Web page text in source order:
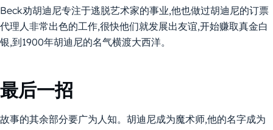
Beck劝胡迪尼专注于逃脱艺术家的事业,他也做过胡迪尼的订票
代理人非常出色的工作,很快他们就发展出友谊,开始赚取真金白
银,到1900年胡迪尼的名气横渡大西洋。
最后一招
故事的其余部分要广为人知。胡迪尼成为魔术师,他的名字成为